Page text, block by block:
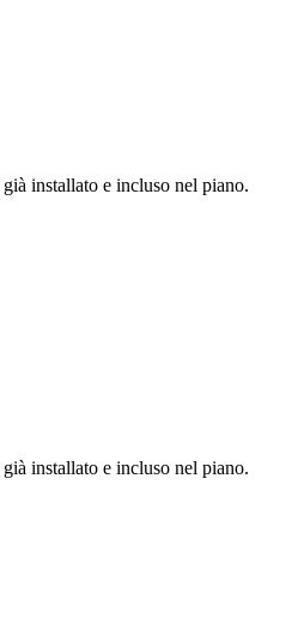
installato e incluso nel piano.
installato e incluso nel piano.